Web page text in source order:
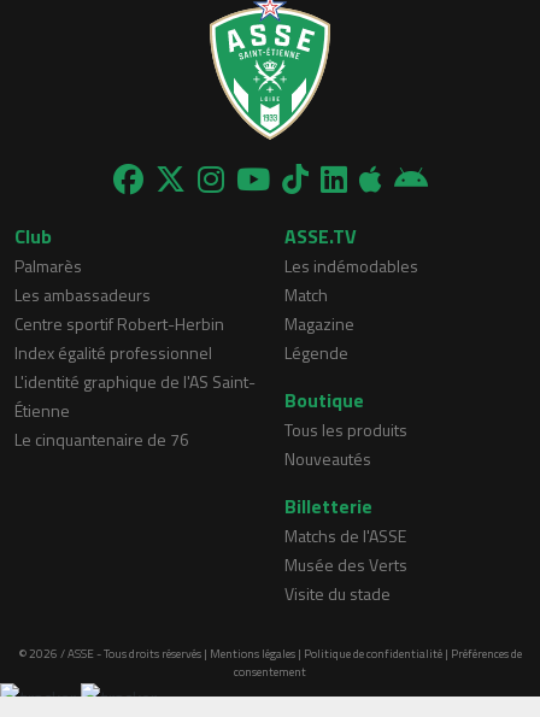
Club
Palmarès
Les ambassadeurs
Centre sportif Robert-Herbin
Index égalité professionnel
L'identité graphique de l'AS Saint-
Étienne
Le cinquantenaire de 76
ASSE.TV
Les indémodables
Match
Magazine
Légende
Boutique
Tous les produits
Nouveautés
Billetterie
Matchs de l'ASSE
Musée des Verts
Visite du stade
© 2026 / ASSE - Tous droits réservés | Mentions légales| Politique de confidentialité| Préférences de
consentement